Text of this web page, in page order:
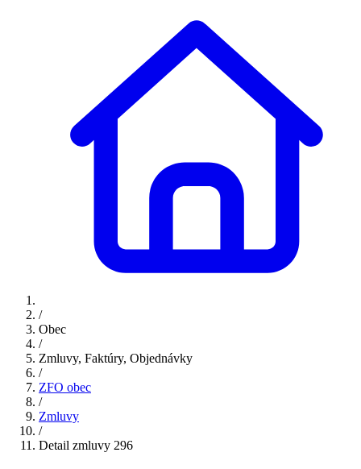
/
Obec
/
Zmluvy, Faktúry, Objednávky
/
ZFO obec
/
Zmluvy
/
Detail zmluvy 296